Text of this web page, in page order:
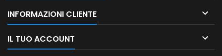
INFORMAZIONI CLIENTE 
IL TUO ACCOUNT 